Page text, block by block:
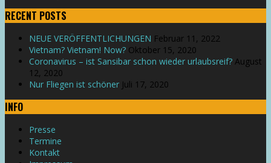
RECENT POSTS
NEUE VERÖFFENTLICHUNGEN Februar 11, 2022
Vietnam? Vietnam! Now? Oktober 15, 2020
Coronavirus – ist Sansibar schon wieder urlaubsreif? August
12, 2020
Nur Fliegen ist schöner Juli 17, 2020
INFO
Presse
Termine
Kontakt